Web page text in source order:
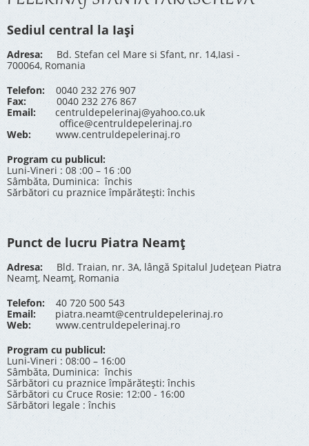
Sediul central la Iași
Adresa: Bd. Stefan cel Mare si Sfant, nr. 14,Iasi -
700064, Romania
Telefon: 0040 232 276 907
Fax: 0040 232 276 867
Email:
centruldepelerinaj@yahoo.co.uk
office@centruldepelerinaj.ro
Web:
www.centruldepelerinaj.ro
Program cu publicul:
Luni-Vineri : 08 :00 – 16 :00
Sâmbăta, Duminica: închis
Sărbători cu praznice împărătești: închis
Punct de lucru Piatra Neamț
Adresa: Bld. Traian, nr. 3A, lângă Spitalul Județean Piatra
Neamț, Neamț, Romania
Telefon:40 720 500 543
Email:
piatra.neamt@centruldepelerinaj.ro
Web:
www.centruldepelerinaj.ro
Program cu publicul:
Luni-Vineri : 08:00 – 16:00
Sâmbăta, Duminica: închis
Sărbători cu praznice împărătești: închis
Sărbători cu Cruce Rosie: 12:00 - 16:00
Sărbători legale : închis